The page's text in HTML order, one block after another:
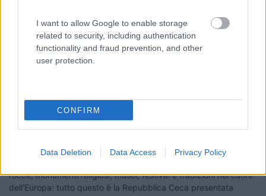
I want to allow Google to enable storage
related to security, including authentication
functionality and fraud prevention, and other
user protection.
CONFIRM
Data Deletion Data Access Privacy Policy